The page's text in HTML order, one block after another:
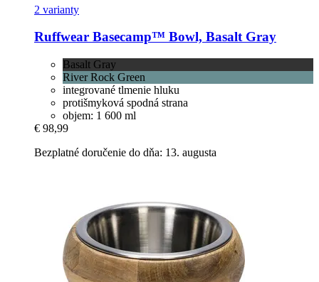
2 varianty
Ruffwear Basecamp™ Bowl, Basalt Gray
Basalt Gray
River Rock Green
integrované tlmenie hluku
protišmyková spodná strana
objem: 1 600 ml
€ 98,99
Bezplatné doručenie do dňa: 13. augusta